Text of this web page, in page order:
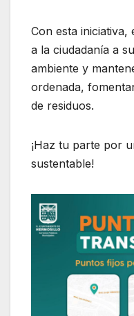
Con esta
a la ciudadanía a
ambiente y
ordenada,
de residuos.
¡Haz tu parte por
sustentable!